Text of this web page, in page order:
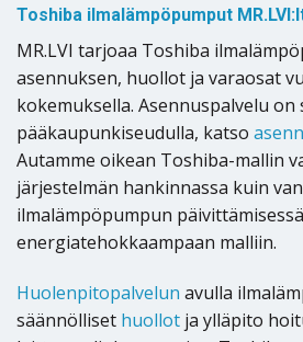
Toshiba ilmalämpöpumput
MR.LVI tarjoaa Toshiba
asennuksen, huollot ja varaosat
kokemuksella. Asennuspalvelu on
pääkaupunkiseudulla, katso
Autamme oikean Toshiba-mallin
järjestelmän hankinnassa kuin
ilmalämpöpumpun
energiatehokkaampaan malliin.
Huolenpitopalvelun avulla
säännölliset huollot ja ylläpito